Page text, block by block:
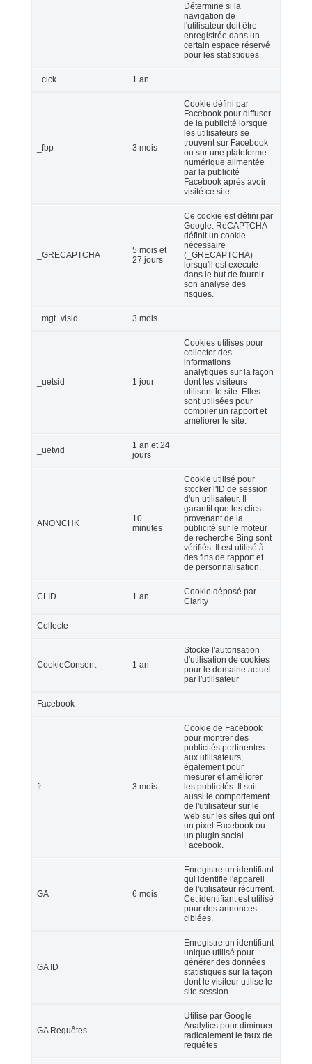
Détermine si la
navigation de
l'utilisateur doit être
enregistrée dans un
certain espace réservé
pour les statistiques.
_clck 1 an
_fbp 3 mois
Cookie défini par
Facebook pour diffuser
de la publicité lorsque
les utilisateurs se
trouvent sur Facebook
ou sur une plateforme
numérique alimentée
par la publicité
Facebook après avoir
visité ce site.
_GRECAPTCHA
5 mois et
27 jours
Ce cookie est défini par
Google. ReCAPTCHA
définit un cookie
nécessaire
(_GRECAPTCHA)
lorsqu'il est exécuté
dans le but de fournir
son analyse des
risques.
_mgt_visid 3 mois
_uetsid 1 jour
Cookies utilisés pour
collecter des
informations
analytiques sur la façon
dont les visiteurs
utilisent le site. Elles
sont utilisées pour
compiler un rapport et
améliorer le site.
_uetvid
1 an et 24
jours
ANONCHK
10
minutes
Cookie utilisé pour
stocker l'ID de session
d'un utilisateur. Il
garantit que les clics
provenant de la
publicité sur le moteur
de recherche Bing sont
vérifiés. Il est utilisé à
des fins de rapport et
de personnalisation.
CLID 1 an
Cookie déposé par
Clarity
Collecte
CookieConsent 1 an
Stocke l'autorisation
d'utilisation de cookies
pour le domaine actuel
par l'utilisateur
Facebook
fr 3 mois
Cookie de Facebook
pour montrer des
publicités pertinentes
aux utilisateurs,
également pour
mesurer et améliorer
les publicités. Il suit
aussi le comportement
de l'utilisateur sur le
web sur les sites qui ont
un pixel Facebook ou
un plugin social
Facebook.
GA 6 mois
Enregistre un identifiant
qui identifie l'appareil
de l'utilisateur récurrent.
Cet identifiant est utilisé
pour des annonces
ciblées.
GA ID
Enregistre un identifiant
unique utilisé pour
générer des données
statistiques sur la façon
dont le visiteur utilise le
site.session
GA Requêtes
Utilisé par Google
Analytics pour diminuer
radicalement le taux de
requêtes